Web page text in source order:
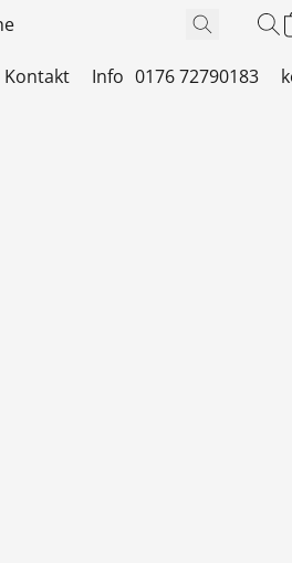
Kontakt Info 0176 72790183